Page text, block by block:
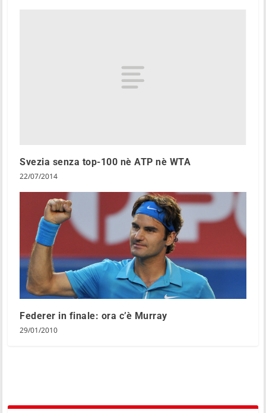
Svezia senza top-100 nè ATP nè WTA
22/07/2014
Federer in finale: ora c’è Murray
29/01/2010